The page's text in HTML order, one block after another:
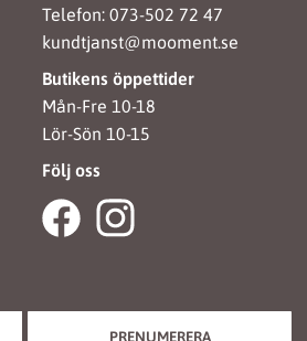
Telefon: 073-502 72 47
kundtjanst@mooment.se
Butikens öppettider
Mån-Fre 10-18
Lör-Sön 10-15
Följ oss
PRENUMERERA